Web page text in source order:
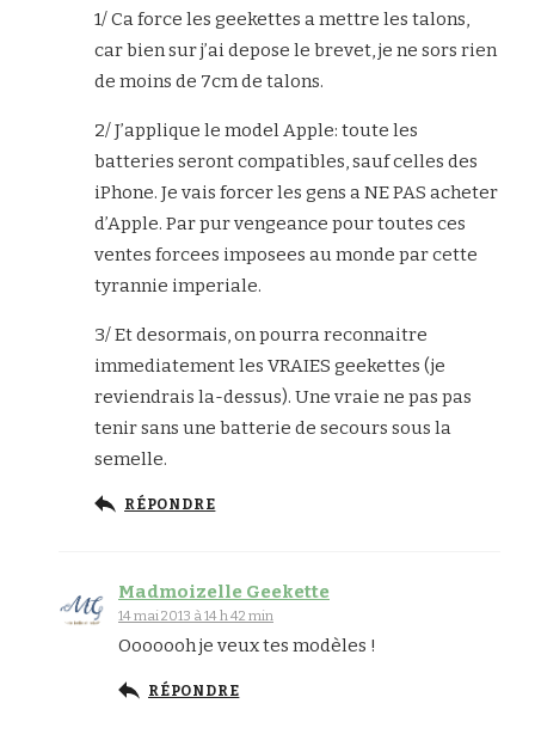
1/ Ca force les geekettes a mettre les talons,
car bien sur j’ai depose le brevet, je ne sors rien
de moins de 7cm de talons.
2/ J’applique le model Apple: toute les
batteries seront compatibles, sauf celles des
iPhone. Je vais forcer les gens a NE PAS acheter
d’Apple. Par pur vengeance pour toutes ces
ventes forcees imposees au monde par cette
tyrannie imperiale.
3/ Et desormais, on pourra reconnaitre
immediatement les VRAIES geekettes (je
reviendrais la-dessus). Une vraie ne pas pas
tenir sans une batterie de secours sous la
semelle.
RÉPONDRE
Madmoizelle Geekette
14 mai 2013 à 14 h 42 min
Ooooooh je veux tes modèles !
RÉPONDRE